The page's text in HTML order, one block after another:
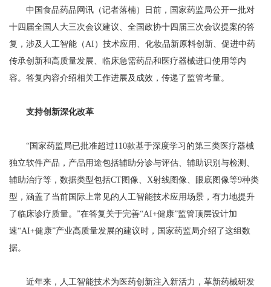
中国食品药品网讯（记者落楠）日前，国家药监局公开一批对
十四届全国人大三次会议建议、全国政协十四届三次会议提案的答
复，涉及人工智能（AI）技术应用、化妆品新原料创新、促进中药
传承创新和高质量发展、临床急需药品和医疗器械进口使用等内
容。答复内容介绍相关工作进展及成效，传递了监管考量。
支持创新深化改革
“国家药监局已批准超过110款基于深度学习的第三类医疗器械
独立软件产品，产品用途包括辅助分诊与评估、辅助识别与检测、
辅助治疗等，数据类型包括CT图像、X射线图像、眼底图像等9种类
型，涵盖了当前国际上常见的人工智能技术应用场景，有力地提升
了临床诊疗质量。”在答复关于完善“AI+健康”监管顶层设计加
速“AI+健康”产业高质量发展的建议时，国家药监局介绍了这组数
据。
近年来，人工智能技术为医药创新注入新活力，革新药械研发